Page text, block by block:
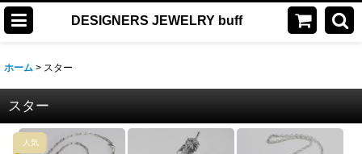
DESIGNERS JEWELRY buff
ホーム > スター
スター
人気